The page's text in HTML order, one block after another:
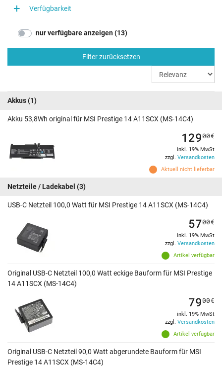
Verfügbarkeit
nur verfügbare anzeigen (13)
Filter zurücksetzen
Akkus(1)
Akku 53,8Wh original für MSI Prestige 14 A11SCX (MS-14C4)
Aktuell nicht lieferbar
12900€
inkl. 19% MwSt
zzgl. Versandkosten
Netzteile / Ladekabel (3)
USB-C Netzteil 100,0 Watt für MSI Prestige 14 A11SCX (MS-14C4)
Artikel verfügbar
5700€
inkl. 19% MwSt
zzgl. Versandkosten
Original USB-C Netzteil 100,0 Watt eckige Bauform für MSI Prestige
14 A11SCX (MS-14C4)
Artikel verfügbar
7900€
inkl. 19% MwSt
zzgl. Versandkosten
Original USB-C Netzteil 90,0 Watt abgerundete Bauform für MSI
Prestige 14 A11SCX (MS-14C4)